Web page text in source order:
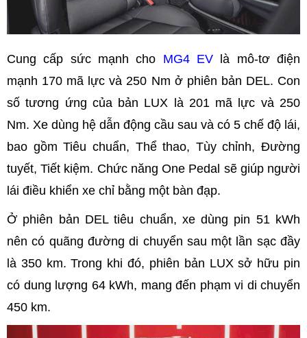
Cung cấp sức mạnh cho MG4 EV là mô-tơ điện
mạnh 170 mã lực và 250 Nm ở phiên bản DEL. Con
số tương ứng của bản LUX là 201 mã lực và 250
Nm. Xe dùng hệ dẫn động cầu sau và có 5 chế độ lái,
bao gồm Tiêu chuẩn, Thể thao, Tùy chỉnh, Đường
tuyết, Tiết kiệm. Chức năng One Pedal sẽ giúp người
lái điều khiển xe chỉ bằng một bàn đạp.
Ở phiên bản DEL tiêu chuẩn, xe dùng pin 51 kWh
nên có quãng đường di chuyển sau một lần sạc đầy
là 350 km. Trong khi đó, phiên bản LUX sở hữu pin
có dung lượng 64 kWh, mang đến phạm vi di chuyển
450 km.